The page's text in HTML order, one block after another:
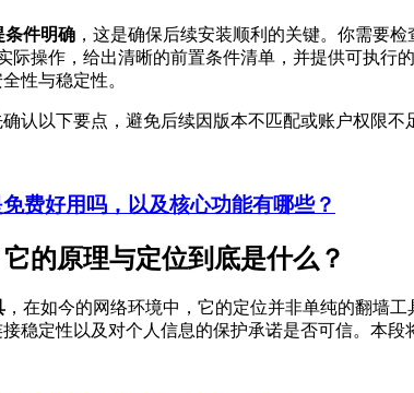
条件明确 ，这是确保后续安装顺利的关键。你需要
际操作，给出清晰的前置条件清单，并提供可执
性与稳定性。
认以下要点，避免后续因版本不匹配或账户权限
费好用吗，以及核心功能有哪些？
的原理与定位到底是什么？
，在如今的网络环境中，它的定位并非单纯的翻墙
稳定性以及对个人信息的保护承诺是否可信。本